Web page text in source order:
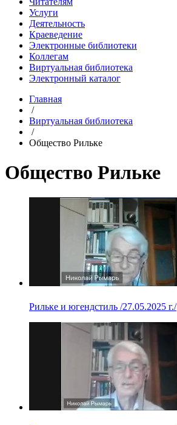
Услуги
Деятельность
Краеведение
Электронные библиотеки
Коллегам
Виртуальная библиотека
Электронный каталог
Главная
/
Виртуальная библиотека
/
Общество Рильке
Общество Рильке
Рильке и югендстиль /27.05.2025 г./